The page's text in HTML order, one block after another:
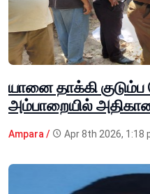
யானை தாக்கி
அம்பாறையில்
Ampara / Apr 8th 2026, 1:18